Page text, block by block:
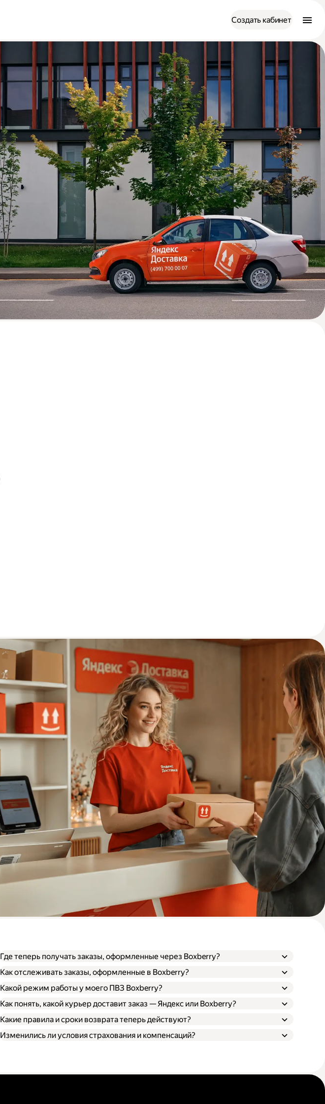
Создать кабинет
Где теперь получать заказы, оформленные через Boxberry?
Как отслеживать заказы, оформленные в Boxberry?
Какой режим работы у моего ПВЗ Boxberry?
Как понять, какой курьер доставит заказ — Яндекс или Boxberry?
Какие правила и сроки возврата теперь действуют?
Изменились ли условия страхования и компенсаций?